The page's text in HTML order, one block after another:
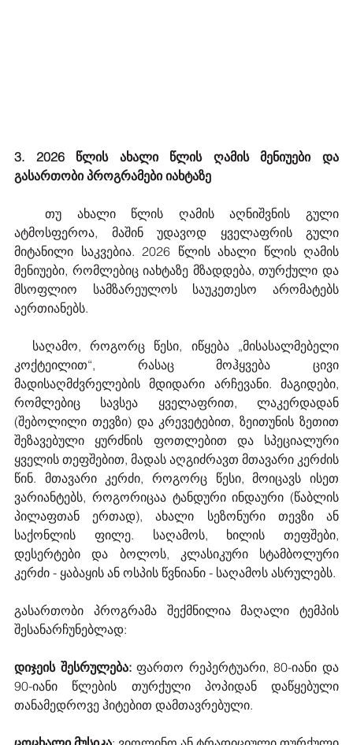
3. 2026 წლის ახალი წლის ღამის მენიუები და
გასართობი პროგრამები იახტაზე
  თუ ახალი წლის ღამის აღნიშვნის გული
ატმოსფეროა, მაშინ უდავოდ ყველაფრის გული
მიტანილი საკვებია. 2026 წლის ახალი წლის ღამის
მენიუები, რომლებიც იახტაზე მზადდება, თურქული და
მსოფლიო სამზარეულოს საუკეთესო არომატებს
აერთიანებს.
კოქტეილით“, რასაც მოჰყვება ცივი
მადისაღმძვრელების მდიდარი არჩევანი. მაგიდები,
რომლებიც სავსეა ყველაფრით, ლაკერდადან
(შებოლილი თევზი) და კრევეტებით, ზეითუნის ზეთით
შეზავებული ყურძნის ფოთლებით და სპეციალური
ყველის თეფშებით, მადას აღგიძრავთ მთავარი კერძის
წინ. მთავარი კერძი, როგორც წესი, მოიცავს ისეთ
ვარიანტებს, როგორიცაა ტანდური ინდაური (წაბლის
პილაფთან ერთად), ახალი სეზონური თევზი ან
საქონლის ფილე. საღამოს, ხილის თეფშები,
დესერტები და ბოლოს, კლასიკური სტამბოლური
კერძი - ყაბაყის ან ოსპის წვნიანი - საღამოს ასრულებს.
გასართობი პროგრამა შექმნილია მაღალი ტემპის
შესანარჩუნებლად:
დიჯეის შესრულება: ფართო რეპერტუარი, 80-იანი და
90-იანი წლების თურქული პოპიდან დაწყებული
თანამედროვე ჰიტებით დამთავრებული.